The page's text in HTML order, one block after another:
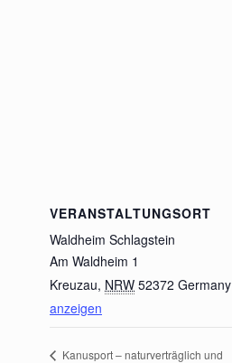
VERANSTALTUNGSORT
Waldheim Schlagstein
Am Waldheim 1
Kreuzau, NRW 52372 Germany
anzeigen
Kanusport – naturverträglich und